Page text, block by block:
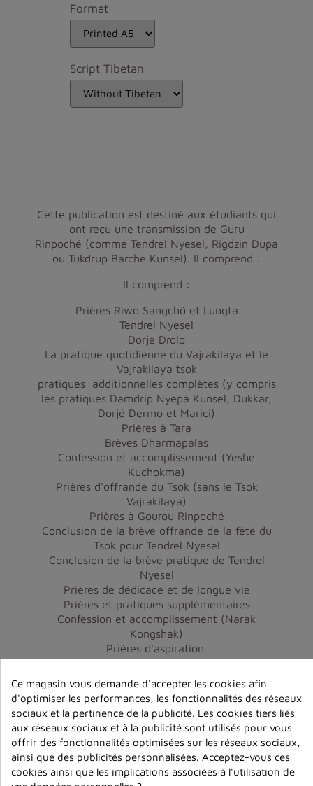
Format
Script Tibetan
Cette publication est destiné aux étudiants qui
ont reçu une transmission de Guru
Rinpoché (comme Tendrel Nyesel, Rigdzin Dupa
ou Tukdrup Barche Kunsel). Il comprend :
Il comprend :
Prières Riwo Sangchö et Lungta
Tendrel Nyesel
Dorje Drolo
La pratique quotidienne du Vajrakilaya et le
Vajrakilaya tsok
pratiques additionnelles complètes (y compris
les pratiques Damdrip Nyepa Kunsel, Dukkar,
Dorjé Dermo et Marici)
Prières à Tara
Brèves Dharmapalas
Confession et accomplissement (Yeshé
Kuchokma)
Prières d'offrande du Tsok (sans le Tsok
Vajrakilaya)
Prières à Gourou Rinpoché
Conclusion de la brève offrande de la fête du
Tsok pour Tendrel Nyesel
Conclusion de la brève pratique de Tendrel
Nyesel
Prières de dédicace et de longue vie
Prières et pratiques supplémentaires
Confession et accomplissement (Narak
Kongshak)
Prières d'aspiration
textes pour lesquels vous avez reçu une
transmission. Nous vous faisons confiance pour
respecter cette règle. Pour une liste complète
des transmissions données au sangha Rigpa
depuis 1977, visitezRigpa Shedra Wiki article.
Ce magasin vous demande d'accepter les cookies afin
d'optimiser les performances, les fonctionnalités des réseaux
sociaux et la pertinence de la publicité. Les cookies tiers liés
aux réseaux sociaux et à la publicité sont utilisés pour vous
offrir des fonctionnalités optimisées sur les réseaux sociaux,
ainsi que des publicités personnalisées. Acceptez-vous ces
cookies ainsi que les implications associées à l'utilisation de